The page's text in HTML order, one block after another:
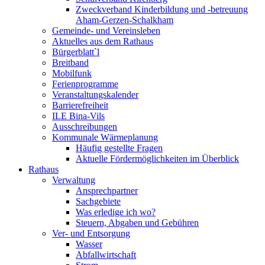
Zweckverband Kinderbildung und -betreuung
Aham-Gerzen-Schalkham
Gemeinde- und Vereinsleben
Aktuelles aus dem Rathaus
Bürgerblatt`l
Breitband
Mobilfunk
Ferienprogramme
Veranstaltungskalender
Barrierefreiheit
ILE Bina-Vils
Ausschreibungen
Kommunale Wärmeplanung
Häufig gestellte Fragen
Aktuelle Fördermöglichkeiten im Überblick
Rathaus
Verwaltung
Ansprechpartner
Sachgebiete
Was erledige ich wo?
Steuern, Abgaben und Gebühren
Ver- und Entsorgung
Wasser
Abfallwirtschaft